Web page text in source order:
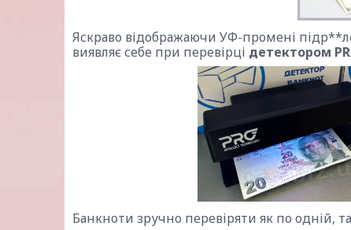
Яскраво відображаючи УФ-промені
виявляє себе при перевірці детектором
Банкноти зручно перевіряти як по одній,